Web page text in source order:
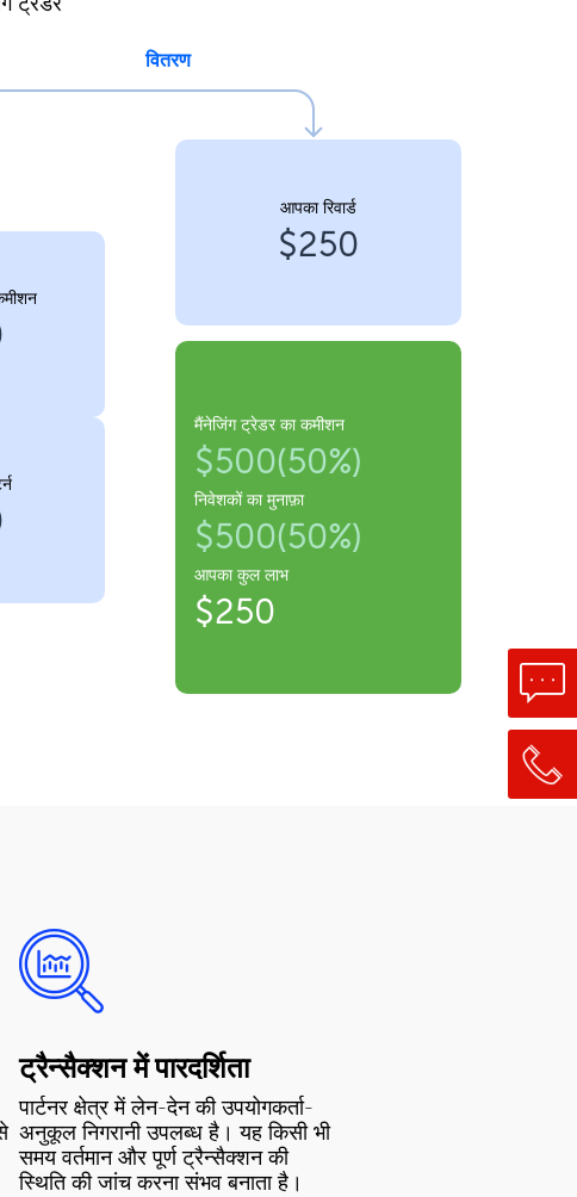
वितरण
आपका रिवार्ड
$250
मैंनेजिंग ट्रेडर का कमीशन
$500(50%)
निवेशकों का मुनाफ़ा
$500(50%)
आपका कुल लाभ
$250
ट्रैन्सैक्शन में पारदर्शिता
पार्टनर क्षेत्र में लेन-देन की उपयोगकर्ता-
अनुकूल निगरानी उपलब्ध है। यह किसी भी
समय वर्तमान और पूर्ण ट्रैन्सैक्शन की
स्थिति की जांच करना संभव बनाता है।